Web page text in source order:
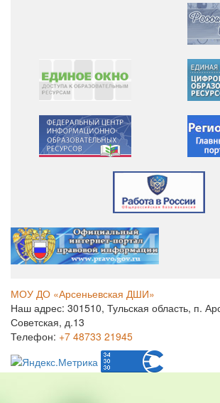
МОУ ДО «Арсеньевская ДШИ»
Наш адрес: 301510, Тульская область, п.
Советская, д.13
Телефон: +7 48733 21945